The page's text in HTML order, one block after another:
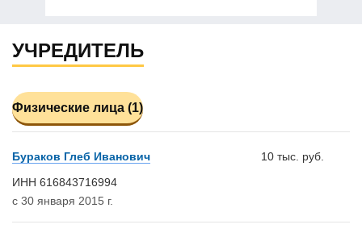
УЧРЕДИТЕЛЬ
Физические лица (1)
Бураков Глеб Иванович
ИНН 616843716994
с 30 января 2015 г.
10 тыс. руб.